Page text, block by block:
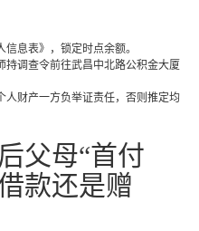
息表》，锁定时点余额。
持调查令前往武昌中北路公积金大厦
人财产一方负举证责任，否则推定均
父母“首付
款还是赠